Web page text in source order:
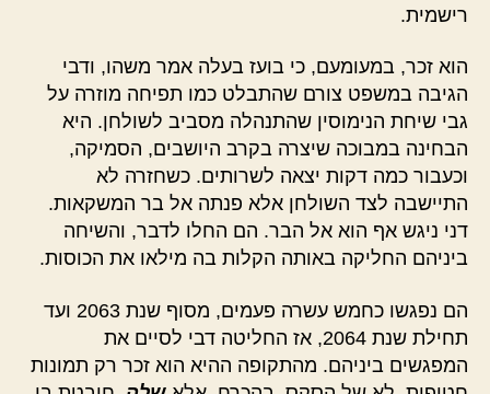
רישמית.
הוא זכר, במעומעם, כי בועז בעלה אמר משהו, ודבי
הגיבה במשפט צורם שהתבלט כמו תפיחה מוזרה על
גבי שיחת הנימוסין שהתנהלה מסביב לשולחן. היא
הבחינה במבוכה שיצרה בקרב היושבים, הסמיקה,
וכעבור כמה דקות יצאה לשרותים. כשחזרה לא
התיישבה לצד השולחן אלא פנתה אל בר המשקאות.
דני ניגש אף הוא אל הבר. הם החלו לדבר, והשיחה
ביניהם החליקה באותה הקלות בה מילאו את הכוסות.
הם נפגשו כחמש עשרה פעמים, מסוף שנת 2063 ועד
תחילת שנת 2064, אז החליטה דבי לסיים את
המפגשים ביניהם. מהתקופה ההיא הוא זכר רק תמונות